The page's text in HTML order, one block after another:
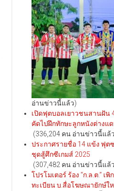
อ่านข่าวนี้แล้ว)
เปิดฟุตบอลเยาวชนสานฝัน
คัดไปฝึกทักษะลูกหนังต่างแ
(336,204 คน อ่านข่าวนี้แล้
ประกาศรายชื่อ 14 แข้ง ฟุต
ชุดสู้ศึกซีเกมส์ 2025
(307,482 คน อ่านข่าวนี้แล้
โปรโมเตอร์ ร้อง “ก.ล.ต.” เ
ทะเบียน บ.สื่อโฆษณายักษ์ใ